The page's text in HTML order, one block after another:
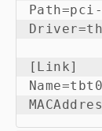
[Link]
Name=tbt0